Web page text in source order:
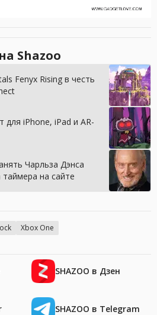
Shazoo
Fenyx Rising в честь
для iPhone, iPad и AR-
Чарльза Дэнса
таймера на сайте
Xbox One
SHAZOO в Дзен
SHAZOO в Telegram